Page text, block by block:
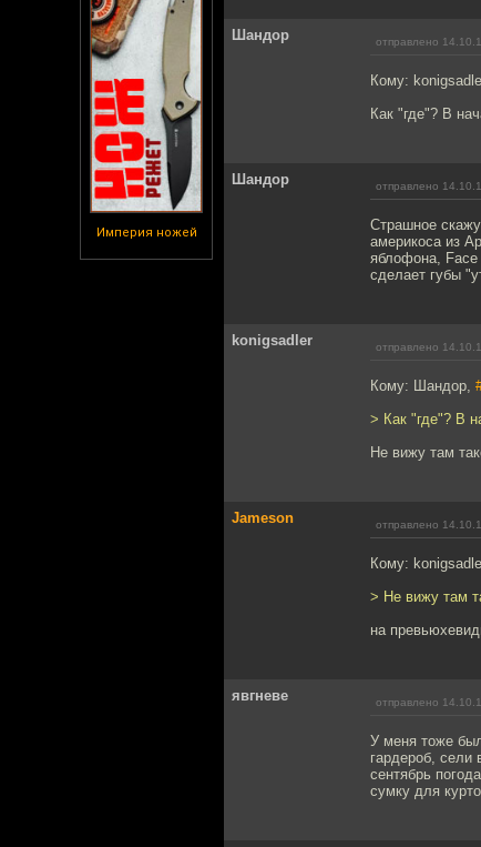
Империя ножей
Шандор отправлено
Кому:
Как "где"? В
Шандор отправлено
Страшное
америкоса из
яблофона, Face
сделает губы
konigsadler отправлено
Кому: Шандор,
> Как "где"? В
Не вижу там
Jameson отправлено
Кому:
> Не вижу там
на
явгневе отправлено
У меня тоже
гардероб, сели
сентябрь
сумку для